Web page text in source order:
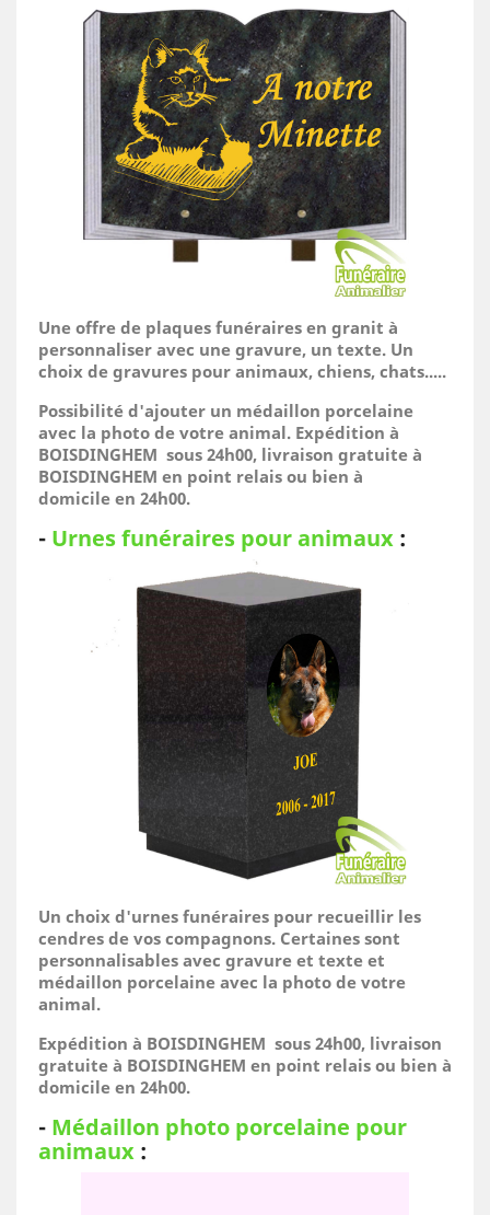
Une offre de plaques funéraires en granit à
personnaliser avec une gravure, un texte. Un
choix de gravures pour animaux, chiens, chats.....
Possibilité d'ajouter un médaillon porcelaine
avec la photo de votre animal. Expédition à
BOISDINGHEM sous 24h00, livraison gratuite à
BOISDINGHEM en point relais ou bien à
domicile en 24h00.
- Urnes funéraires pour animaux :
Un choix d'urnes funéraires pour recueillir les
cendres de vos compagnons. Certaines sont
personnalisables avec gravure et texte et
médaillon porcelaine avec la photo de votre
animal.
Expédition à BOISDINGHEM sous 24h00, livraison
gratuite à BOISDINGHEM en point relais ou bien à
domicile en 24h00.
- Médaillon photo porcelaine pour
animaux :